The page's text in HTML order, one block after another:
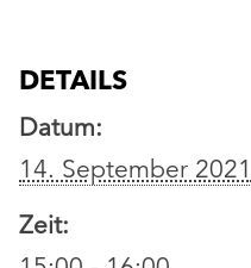
DETAILS
Datum:
14. September 2021
Zeit: